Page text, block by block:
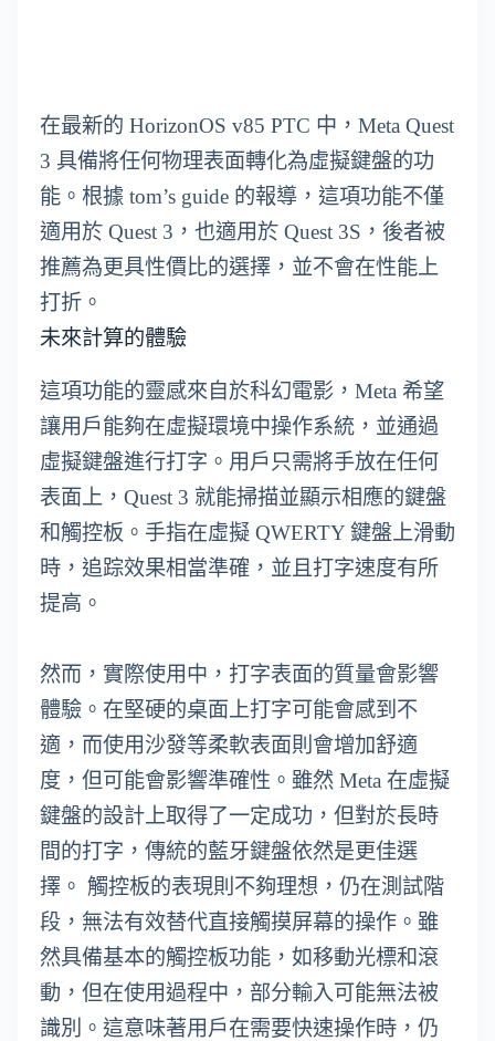
在最新的 HorizonOS v85 PTC 中，Meta Quest
3 具備將任何物理表面轉化為虛擬鍵盤的功
能。根據 tom’s guide 的報導，這項功能不僅
適用於 Quest 3，也適用於 Quest 3S，後者被
推薦為更具性價比的選擇，並不會在性能上
打折。
未來計算的體驗
這項功能的靈感來自於科幻電影，Meta 希望
讓用戶能夠在虛擬環境中操作系統，並通過
虛擬鍵盤進行打字。用戶只需將手放在任何
表面上，Quest 3 就能掃描並顯示相應的鍵盤
和觸控板。手指在虛擬 QWERTY 鍵盤上滑動
時，追踪效果相當準確，並且打字速度有所
提高。
然而，實際使用中，打字表面的質量會影響
體驗。在堅硬的桌面上打字可能會感到不
適，而使用沙發等柔軟表面則會增加舒適
度，但可能會影響準確性。雖然 Meta 在虛擬
鍵盤的設計上取得了一定成功，但對於長時
間的打字，傳統的藍牙鍵盤依然是更佳選
擇。 觸控板的表現則不夠理想，仍在測試階
段，無法有效替代直接觸摸屏幕的操作。雖
然具備基本的觸控板功能，如移動光標和滾
動，但在使用過程中，部分輸入可能無法被
識別。這意味著用戶在需要快速操作時，仍